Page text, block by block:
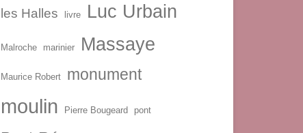
les Halles livre Luc Urbain
Malroche marinier Massaye
Maurice Robert monument
moulin Pierre Bougeard pont